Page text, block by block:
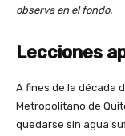
observa en el fondo.
Lecciones
A fines de la década
Metropolitano de
quedarse sin agua